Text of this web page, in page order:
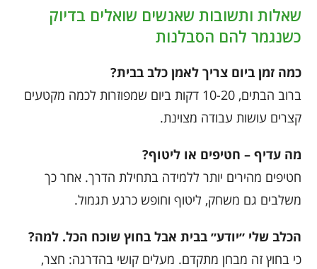
שאלות ותשובות שאנשים שואלים בדיוק
כשנגמר להם הסבלנות
כמה זמן ביום צריך לאמן כלב בבית?
ברוב הבתים, 10-20 דקות ביום שמפוזרות לכמה מקטעים
קצרים עושות עבודה מצוינת.
מה עדיף – חטיפים או ליטוף?
חטיפים מהירים יותר ללמידה בתחילת הדרך. אחר כך
משלבים גם משחק, ליטוף וחופש כרגע תגמול.
הכלב שלי ״יודע״ בבית אבל בחוץ שוכח הכל. למה?
כי בחוץ זה מבחן מתקדם. מעלים קושי בהדרגה: חצר,